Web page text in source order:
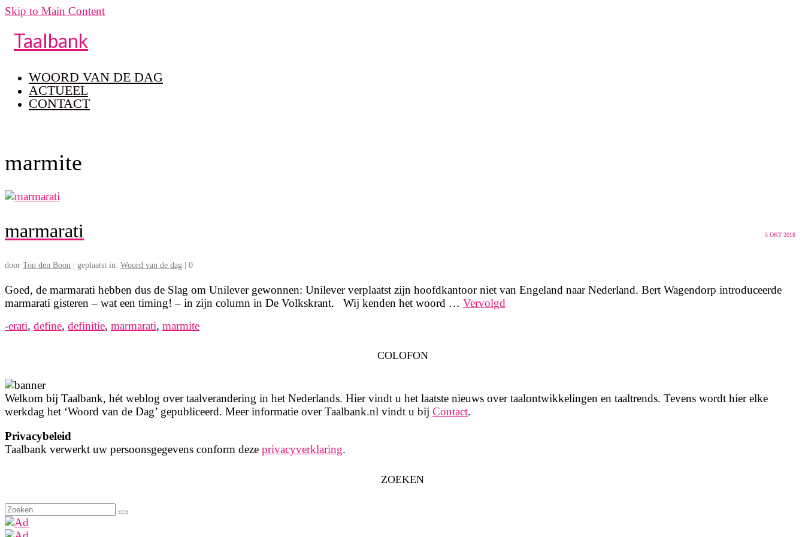
Skip to Main Content
Taalbank
WOORD VAN DE DAG
ACTUEEL
CONTACT
marmite
5 OKT 2018
marmarati
door Ton den Boon geplaatst in: Woord van de dag 0
Goed, de marmarati hebben dus de Slag om Unilever gewonnen: Unilever verplaatst zijn hoofdkantoor niet van Engeland naar Nederland. Bert Wagendorp introduceerde
marmarati gisteren – wat een timing! – in zijn column in De Volkskrant. Wij kenden het woord … Vervolgd
-erati, define, definitie, marmarati, marmite
COLOFON
Welkom bij Taalbank, hét weblog over taalverandering in het Nederlands. Hier vindt u het laatste nieuws over taalontwikkelingen en taaltrends. Tevens wordt hier elke
werkdag het ‘Woord van de Dag’ gepubliceerd. Meer informatie over Taalbank.nl vindt u bij Contact.
Privacybeleid
Taalbank verwerkt uw persoonsgegevens conform deze privacyverklaring.
ZOEKEN
Zoeken
naar: